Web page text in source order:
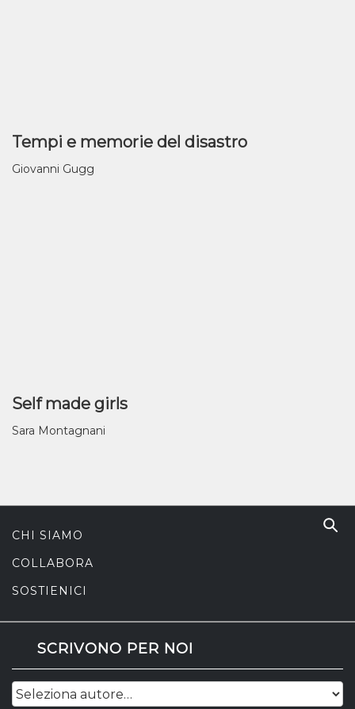
Tempi e memorie del disastro
Giovanni Gugg
Self made girls
Sara Montagnani
CHI SIAMO
COLLABORA
SOSTIENICI
SCRIVONO PER NOI